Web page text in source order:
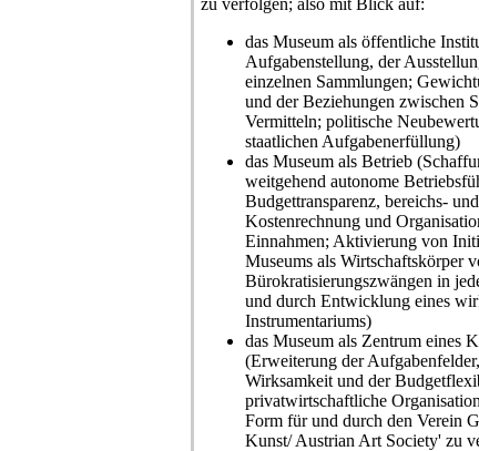
zu verfolgen; also mit Blick auf:
das Museum als öffentliche
Aufgabenstellung, der
einzelnen Sammlungen;
und der Beziehungen zwischen
Vermitteln; politische
staatlichen Aufgabenerfüllung)
das Museum als Betrieb
weitgehend autonome
Budgettransparenz, bereichs-
Kostenrechnung und
Einnahmen; Aktivierung von
Museums als Wirtschaftskörper
Bürokratisierungszwängen in
und durch Entwicklung eines
Instrumentariums)
das Museum als Zentrum eines
(Erweiterung der
Wirksamkeit und der
privatwirtschaftliche
Form für und durch den Verein
Kunst/ Austrian Art Society' zu